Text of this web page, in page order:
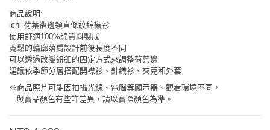
商品說明:
ichi 荷葉褶邊領直條紋綿襯衫
使用舒適100%綿質料製成
寬鬆的輪廓落肩設計前後長度不同
可以透過改變鈕釦的固定方式來調整荷葉邊
建議依季節分層搭配開襟衫、針織衫、夾克和外套
※商品照片可能因拍攝光線、電腦等顯示器、觀看環境不同，
與實品顏色有些許差異，請以實際顏色為準。